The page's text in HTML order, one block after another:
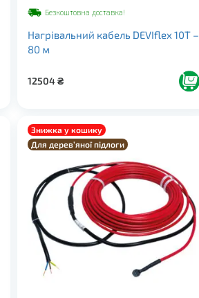
Безкоштовна доставка!
Нагрівальний кабель DEVIflex 10Т –
80 м
12504₴
Знижка у кошику
Для дерев’яної підлоги